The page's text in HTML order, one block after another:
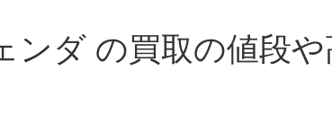
ンダ の買取の値段